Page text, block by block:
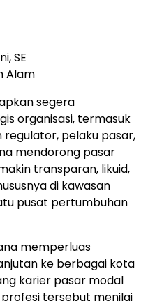
SE
Alam
segera
organisasi, termasuk
pelaku pasar,
mendorong pasar
transparan, likuid,
di kawasan
pusat pertumbuhan
memperluas
ke berbagai kota
karier pasar modal
tersebut menilai